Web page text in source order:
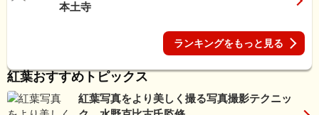
本土寺
ランキングをもっと見る
紅葉おすすめトピックス
紅葉写真をより美しく撮る写真撮影テクニッ